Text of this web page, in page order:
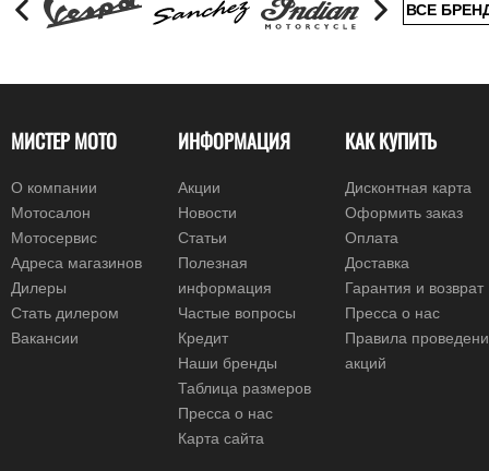
ВСЕ
МИСТЕР МОТО
О компании
Мотосалон
Мотосервис
Адреса магазинов
Дилеры
Стать дилером
Вакансии
ИНФОРМАЦИЯ
Акции
Новости
Статьи
Полезная
информация
Частые вопросы
Кредит
Наши бренды
Таблица размеров
Пресса о нас
Карта сайта
КАК КУПИТЬ
Дисконтная карта
Оформить заказ
Оплата
Доставка
Гарантия и возврат
Пресса о нас
Правила
акций